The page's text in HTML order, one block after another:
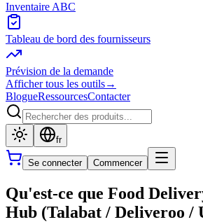
Inventaire ABC
Tableau de bord des fournisseurs
Prévision de la demande
Afficher tous les outils→
BlogueRessourcesContacter
fr
Se connecter Commencer
Qu'est-ce que Food
Hub (Talabat / Deliveroo /